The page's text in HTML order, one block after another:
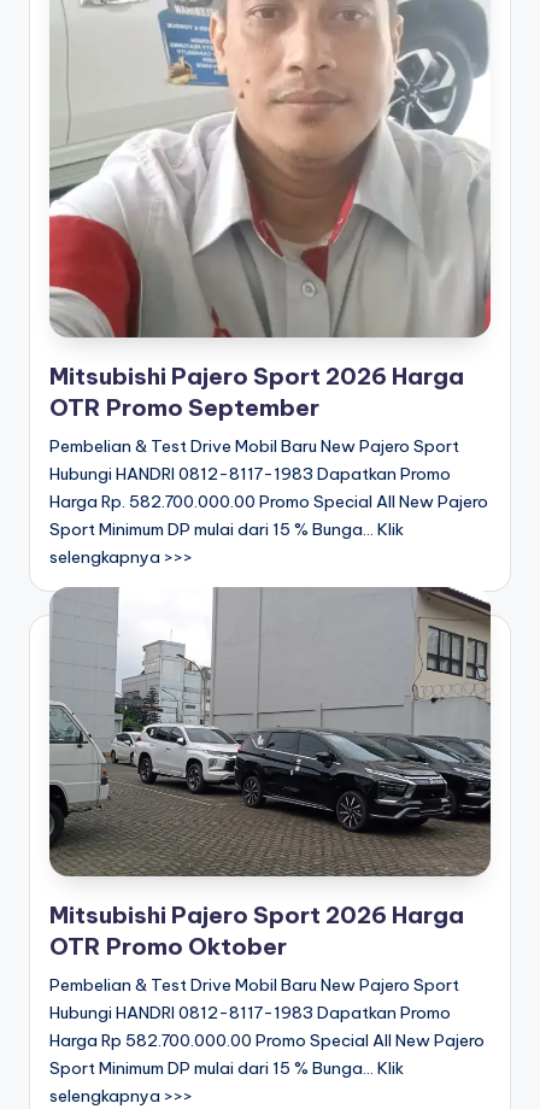
Mitsubishi Pajero Sport 2026 Harga
OTR Promo September
Pembelian & Test Drive Mobil Baru New Pajero Sport
Hubungi HANDRI 0812-8117-1983 Dapatkan Promo
Harga Rp. 582.700.000.00 Promo Special All New Pajero
Sport Minimum DP mulai dari 15 % Bunga... Klik
selengkapnya >>>
Mitsubishi Pajero Sport 2026 Harga
OTR Promo Oktober
Pembelian & Test Drive Mobil Baru New Pajero Sport
Hubungi HANDRI 0812-8117-1983 Dapatkan Promo
Harga Rp 582.700.000.00 Promo Special All New Pajero
Sport Minimum DP mulai dari 15 % Bunga... Klik
selengkapnya >>>